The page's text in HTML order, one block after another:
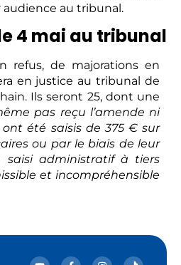
audience au tribunal.
4 mai au tribunal
refus, de majorations en
en justice au tribunal de
Ils seront 25, dont une
pas reçu l’amende ni
été saisis de 375 € sur
ou par le biais de leur
saisi administratif à tiers
et incompréhensible